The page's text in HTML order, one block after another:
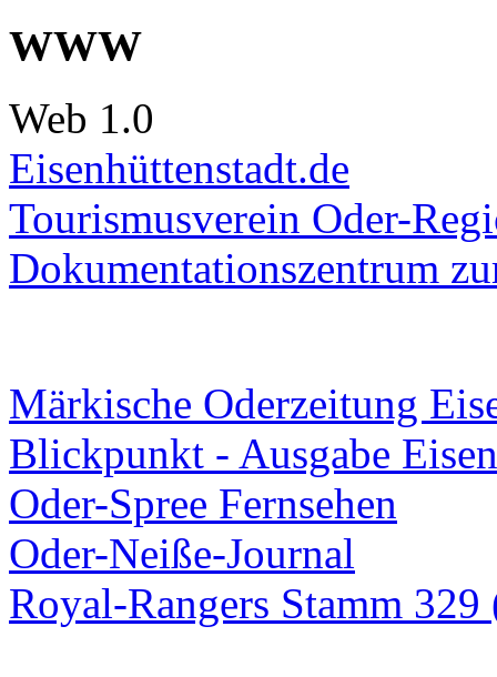
WWW
Web 1.0
Eisenhüttenstadt.de
Tourismusverein Oder-
Dokumentationszentrum
Märkische Oderzeitung
Blickpunkt - Ausgabe
Oder-Spree Fernsehen
Oder-Neiße-Journal
Royal-Rangers Stamm